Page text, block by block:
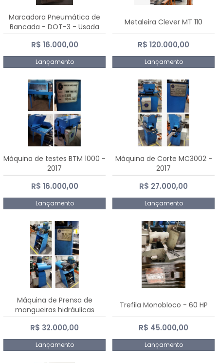
Marcadora Pneumática de
Bancada - DOT-3 - Usada
R$ 16.000,00
Lançamento
Metaleira Clever MT 110
R$ 120.000,00
Lançamento
Máquina de testes BTM 1000 -
2017
R$ 16.000,00
Lançamento
Máquina de Corte MC3002 -
2017
R$ 27.000,00
Lançamento
Máquina de Prensa de
mangueiras hidráulicas
PE50TF - 2017
R$ 32.000,00
Lançamento
Trefila Monobloco - 60 HP
R$ 45.000,00
Lançamento